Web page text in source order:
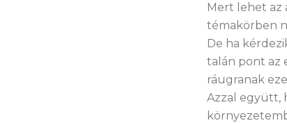
Mert lehet az
témakörben
De ha
talán pont az
ráugranak
Azzal együtt,